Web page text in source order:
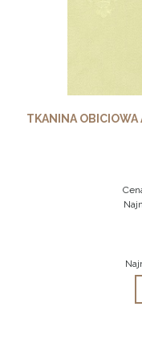
TKANINA OBICIOWA